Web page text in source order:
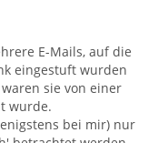
E-Mails, auf die
eingestuft wurden
sie von einer
wurde.
bei mir) nur